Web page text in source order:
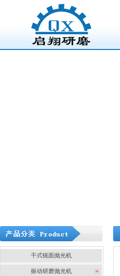
干式镜面抛光机
振动研磨抛光机